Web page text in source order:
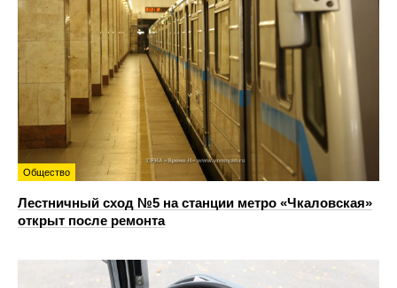
Общество
Лестничный сход №5 на станции метро «Чкаловская»
открыт после ремонта